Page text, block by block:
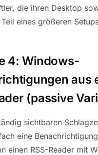
die ihren Desktop
Teil eines größeren
4: Windows-
aus
(passive
sichtbaren
eine
einen RSS-Reader mit